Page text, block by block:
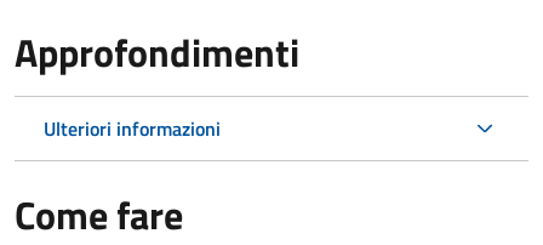
Approfondimenti
Ulteriori informazioni
Come fare